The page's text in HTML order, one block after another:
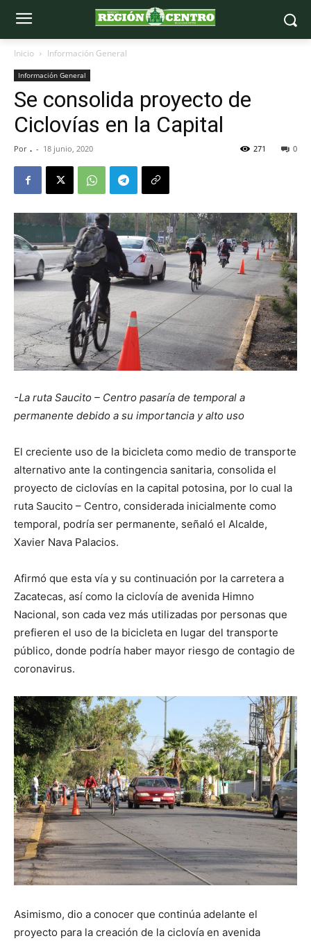
Inicio Información General
Información General
Se consolida proyecto de
Ciclovías en la Capital
Por . - 18 junio, 2020 0
271
-La ruta Saucito – Centro pasaría de temporal a
permanente debido a su importancia y alto uso
El creciente uso de la bicicleta como medio de transporte
alternativo ante la contingencia sanitaria, consolida el
proyecto de ciclovías en la capital potosina, por lo cual la
ruta Saucito – Centro, considerada inicialmente como
temporal, podría ser permanente, señaló el Alcalde,
Xavier Nava Palacios.
Afirmó que esta vía y su continuación por la carretera a
Zacatecas, así como la ciclovía de avenida Himno
Nacional, son cada vez más utilizadas por personas que
prefieren el uso de la bicicleta en lugar del transporte
público, donde podría haber mayor riesgo de contagio de
coronavirus.
Asimismo, dio a conocer que continúa adelante el
proyecto para la creación de la ciclovía en avenida